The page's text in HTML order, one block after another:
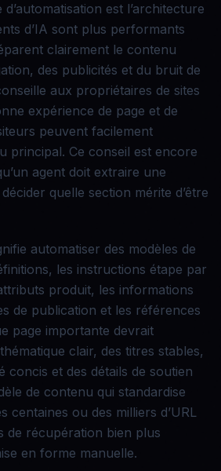
est l’architecture
d’IA sont plus performants
clairement le contenu
des publicités et du bruit de
aux propriétaires de sites
expérience de page et de
peuvent facilement
principal. Ce conseil est encore
agent doit extraire une
quelle section mérite d’être
automatiser des modèles de
les instructions étape par
produit, les informations
de publication et les références
page importante devrait
clair, des titres stables,
concis et des détails de soutien
de contenu qui standardise
centaines ou des milliers d’URL
de récupération bien plus
en forme manuelle.